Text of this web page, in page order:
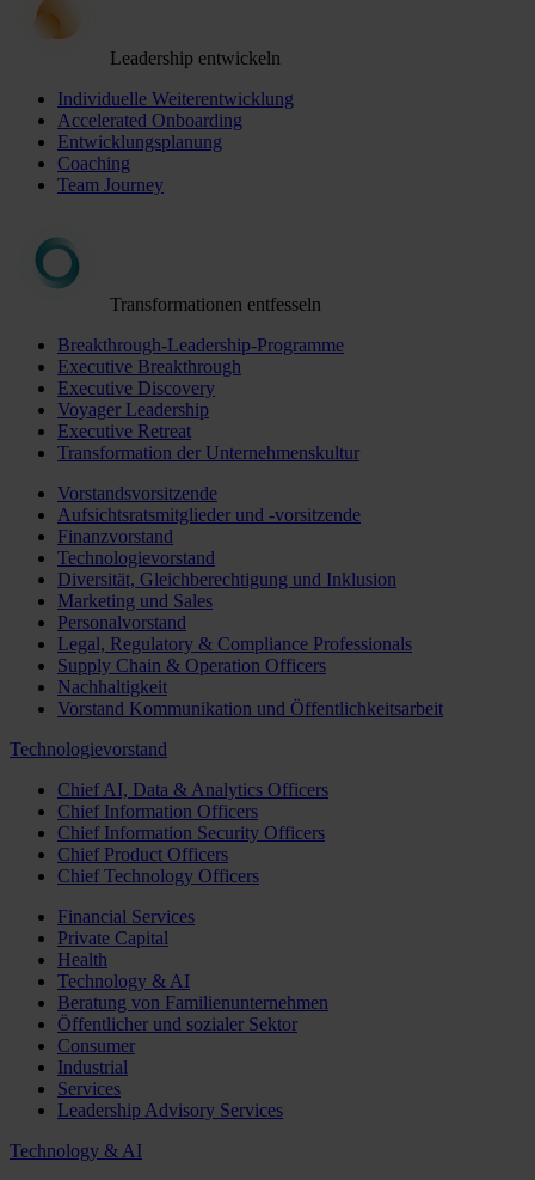
Leadership entwickeln
Individuelle Weiterentwicklung
Accelerated Onboarding
Entwicklungsplanung
Coaching
Team Journey
Transformationen entfesseln
Breakthrough-Leadership-Programme
Executive Breakthrough
Executive Discovery
Voyager Leadership
Executive Retreat
Transformation der Unternehmenskultur
Vorstandsvorsitzende
Aufsichtsratsmitglieder und -vorsitzende
Finanzvorstand
Technologievorstand
Diversität, Gleichberechtigung und Inklusion
Marketing und Sales
Personalvorstand
Legal, Regulatory & Compliance Professionals
Supply Chain & Operation Officers
Nachhaltigkeit
Vorstand Kommunikation und Öffentlichkeitsarbeit
Technologievorstand
Chief AI, Data & Analytics Officers
Chief Information Officers
Chief Information Security Officers
Chief Product Officers
Chief Technology Officers
Financial Services
Private Capital
Health
Technology & AI
Beratung von Familienunternehmen
Öffentlicher und sozialer Sektor
Consumer
Industrial
Services
Leadership Advisory Services
Technology & AI